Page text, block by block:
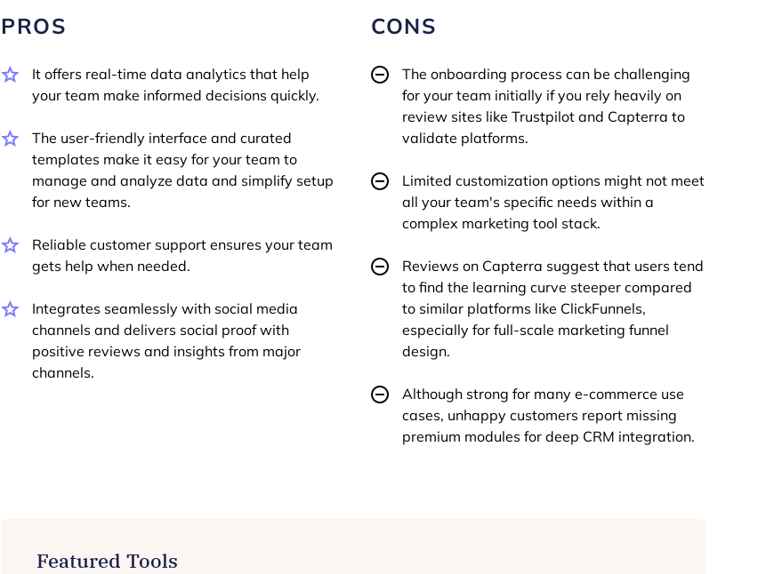
PROS
It offers real-time data analytics that help
your team make informed decisions quickly.
The user-friendly interface and curated
templates make it easy for your team to
manage and analyze data and simplify setup
for new teams.
Reliable customer support ensures your team
gets help when needed.
Integrates seamlessly with social media
channels and delivers social proof with
positive reviews and insights from major
channels.
CONS
The onboarding process can be challenging
for your team initially if you rely heavily on
review sites like Trustpilot and Capterra to
validate platforms.
Limited customization options might not meet
all your team's specific needs within a
complex marketing tool stack.
Reviews on Capterra suggest that users tend
to find the learning curve steeper compared
to similar platforms like ClickFunnels,
especially for full-scale marketing funnel
design.
Although strong for many e-commerce use
cases, unhappy customers report missing
premium modules for deep CRM integration.
Featured Tools